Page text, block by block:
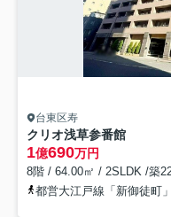
台東区寿
クリオ浅草参番館
1億690万円
8階 / 64.00㎡ / 2SLDK /築
都営大江戸線「新御徒町